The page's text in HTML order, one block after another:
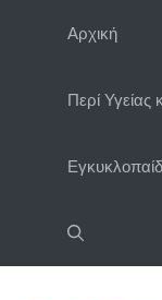
Αρχική
Περί Υγείας